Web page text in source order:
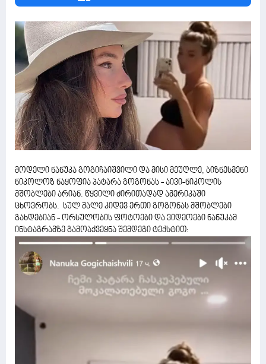
მოდელი ნანუკა გოგიჩაიშვილი და მისი მეუღლე, ბიზნესმენი
ნიკოლოზ ნაყოფია პატარა გოგონას - აივი-ნიკოლის
მშობლები არიან. წყვილი ძირითადად ამერიკაში
ცხოვრობს. სულ მალე კიდევ ერთი გოგონას მშობლები
გახდებიან - ორსულობის ფოტოები და ვიდეოები ნანუკამ
ინსტაგრამზე გამოაქვეყნა შემდეგი ტექსტით: